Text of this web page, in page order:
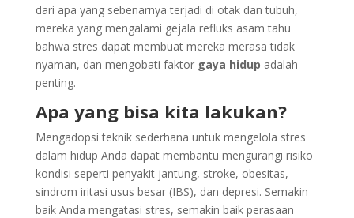
dari apa yang sebenarnya terjadi di otak dan tubuh,
mereka yang mengalami gejala refluks asam tahu
bahwa stres dapat membuat mereka merasa tidak
nyaman, dan mengobati faktor gaya hidup adalah
penting.
Apa yang bisa kita lakukan?
Mengadopsi teknik sederhana untuk mengelola stres
dalam hidup Anda dapat membantu mengurangi risiko
kondisi seperti penyakit jantung, stroke, obesitas,
sindrom iritasi usus besar (IBS), dan depresi. Semakin
baik Anda mengatasi stres, semakin baik perasaan